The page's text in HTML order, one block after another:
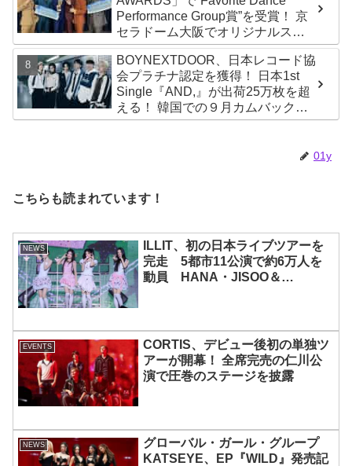
Performance Group賞”を受賞！ 京
セラドーム大阪でオリジナルステ
ージパフォーマンス披露！ 卒業パ
ーティーをコンセプトにスーツで
魅了【動画あり】
BOYNEXTDOOR、日本レコード協
会プラチナ認定を獲得！ 日本1st
Single『AND,』が出荷25万枚を超
える！ 韓国での９月カムバックも
決定
01y
こちらも読まれています！
NEWS
ILLIT、初の日本ライブツアーを
完走 5都市11公演で約6万人を
動員 HANA・JISOO＆
EVENTS
CORTIS、デビュー後初の単独ツ
アーが開幕！ 全席完売の仁川公
演で圧巻のステージを披露
NEWS
グローバル・ガール・グループ
KATSEYE、EP『WILD』発売記